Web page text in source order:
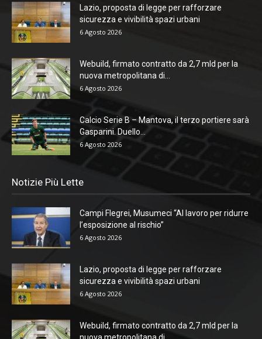
Lazio, proposta di legge per rafforzare
sicurezza e vivibilità spazi urbani
6 Agosto 2026
Webuild, firmato contratto da 2,7 mld per la
nuova metropolitana di...
6 Agosto 2026
Calcio Serie B – Mantova, il terzo portiere sarà
Gasparini. Duello...
6 Agosto 2026
Notizie Più Lette
Campi Flegrei, Musumeci “Al lavoro per ridurre
l’esposizione al rischio”
6 Agosto 2026
Lazio, proposta di legge per rafforzare
sicurezza e vivibilità spazi urbani
6 Agosto 2026
Webuild, firmato contratto da 2,7 mld per la